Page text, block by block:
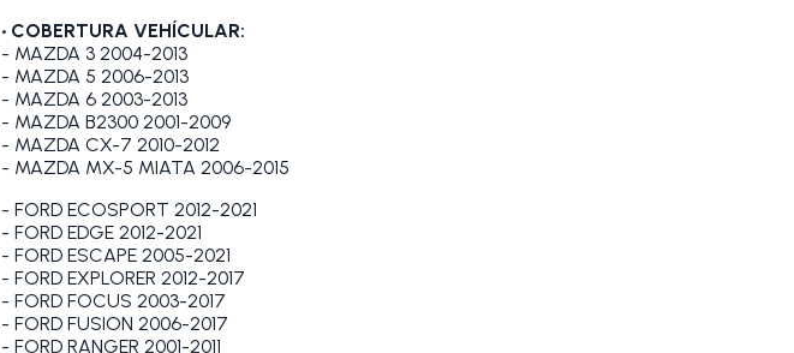
• COBERTURA VEHÍCULAR:
- MAZDA 3 2004-2013
- MAZDA 5 2006-2013
- MAZDA 6 2003-2013
- MAZDA B2300 2001-2009
- MAZDA CX-7 2010-2012
- MAZDA MX-5 MIATA 2006-2015
- FORD ECOSPORT 2012-2021
- FORD EDGE 2012-2021
- FORD ESCAPE 2005-2021
- FORD EXPLORER 2012-2017
- FORD FOCUS 2003-2017
- FORD FUSION 2006-2017
- FORD RANGER 2001-2011